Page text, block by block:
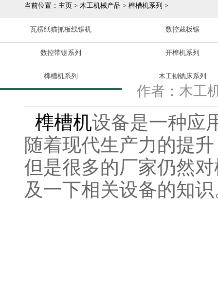
当前位置： 主页 > 木工机械产品 > 榫槽机系列 >
瓦楞纸猫抓板线锯机 数控裁板锯
数控带锯系列 开榫机系列
榫槽机系列 木工刨铣床系列
作者：木工
榫槽机设备是一种应
随着现代生产力的提
但是很多的厂家仍然
及一下相关设备的知